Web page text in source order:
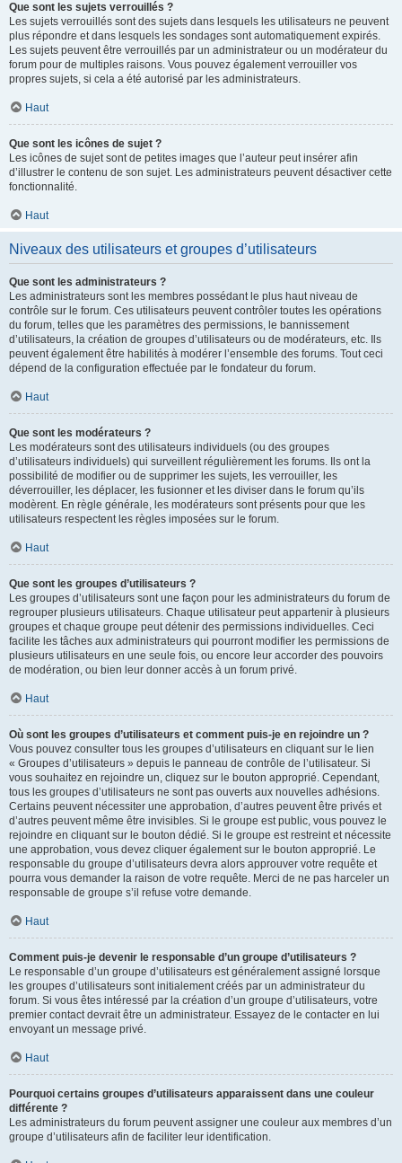
Que sont les sujets verrouillés ?
Les sujets verrouillés sont des sujets dans lesquels les utilisateurs ne peuvent
plus répondre et dans lesquels les sondages sont automatiquement expirés.
Les sujets peuvent être verrouillés par un administrateur ou un modérateur du
forum pour de multiples raisons. Vous pouvez également verrouiller vos
propres sujets, si cela a été autorisé par les administrateurs.
Haut
Que sont les icônes de sujet ?
Les icônes de sujet sont de petites images que l’auteur peut insérer afin
d’illustrer le contenu de son sujet. Les administrateurs peuvent désactiver cette
fonctionnalité.
Haut
Niveaux des utilisateurs et groupes d’utilisateurs
Que sont les administrateurs ?
Les administrateurs sont les membres possédant le plus haut niveau de
contrôle sur le forum. Ces utilisateurs peuvent contrôler toutes les opérations
du forum, telles que les paramètres des permissions, le bannissement
d’utilisateurs, la création de groupes d’utilisateurs ou de modérateurs, etc. Ils
peuvent également être habilités à modérer l’ensemble des forums. Tout ceci
dépend de la configuration effectuée par le fondateur du forum.
Haut
Que sont les modérateurs ?
Les modérateurs sont des utilisateurs individuels (ou des groupes
d’utilisateurs individuels) qui surveillent régulièrement les forums. Ils ont la
possibilité de modifier ou de supprimer les sujets, les verrouiller, les
déverrouiller, les déplacer, les fusionner et les diviser dans le forum qu’ils
modèrent. En règle générale, les modérateurs sont présents pour que les
utilisateurs respectent les règles imposées sur le forum.
Haut
Que sont les groupes d’utilisateurs ?
Les groupes d’utilisateurs sont une façon pour les administrateurs du forum de
regrouper plusieurs utilisateurs. Chaque utilisateur peut appartenir à plusieurs
groupes et chaque groupe peut détenir des permissions individuelles. Ceci
facilite les tâches aux administrateurs qui pourront modifier les permissions de
plusieurs utilisateurs en une seule fois, ou encore leur accorder des pouvoirs
de modération, ou bien leur donner accès à un forum privé.
Haut
Où sont les groupes d’utilisateurs et comment puis-je en rejoindre un ?
Vous pouvez consulter tous les groupes d’utilisateurs en cliquant sur le lien
« Groupes d’utilisateurs » depuis le panneau de contrôle de l’utilisateur. Si
vous souhaitez en rejoindre un, cliquez sur le bouton approprié. Cependant,
tous les groupes d’utilisateurs ne sont pas ouverts aux nouvelles adhésions.
Certains peuvent nécessiter une approbation, d’autres peuvent être privés et
d’autres peuvent même être invisibles. Si le groupe est public, vous pouvez le
rejoindre en cliquant sur le bouton dédié. Si le groupe est restreint et nécessite
une approbation, vous devez cliquer également sur le bouton approprié. Le
responsable du groupe d’utilisateurs devra alors approuver votre requête et
pourra vous demander la raison de votre requête. Merci de ne pas harceler un
responsable de groupe s’il refuse votre demande.
Haut
Comment puis-je devenir le responsable d’un groupe d’utilisateurs ?
Le responsable d’un groupe d’utilisateurs est généralement assigné lorsque
les groupes d’utilisateurs sont initialement créés par un administrateur du
forum. Si vous êtes intéressé par la création d’un groupe d’utilisateurs, votre
premier contact devrait être un administrateur. Essayez de le contacter en lui
envoyant un message privé.
Haut
Pourquoi certains groupes d’utilisateurs apparaissent dans une couleur
différente ?
Les administrateurs du forum peuvent assigner une couleur aux membres d’un
groupe d’utilisateurs afin de faciliter leur identification.